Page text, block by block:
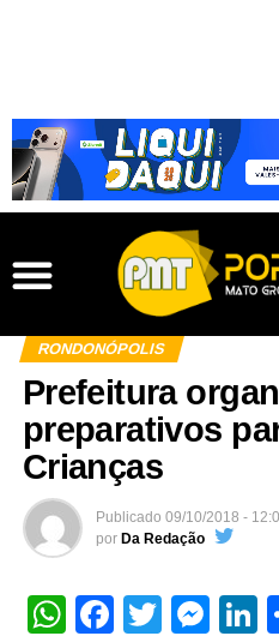
RONDONÓPOLIS
Prefeitura
preparativos
Crianças
Publicado 09/10/2018 -
por Da Redação
WhatsApp
Twitter